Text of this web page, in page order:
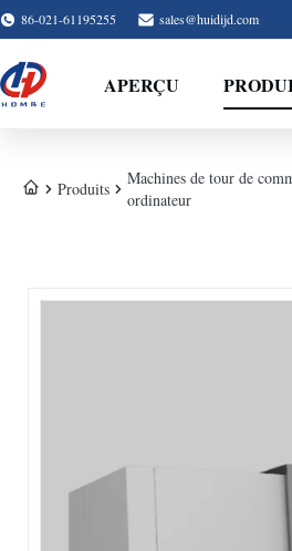
86-021-61195255 sales@huidijd.com
APERÇU
Produits
Machines de tour de
ordinateur